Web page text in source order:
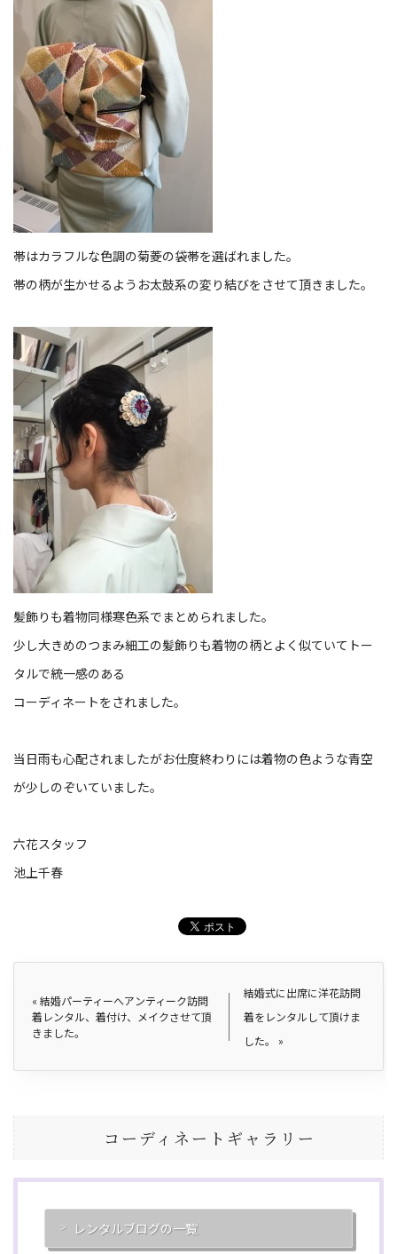
帯はカラフルな色調の菊菱の袋帯を選ばれました。
帯の柄が生かせるようお太鼓系の変り結びをさせて頂きました。
髪飾りも着物同様寒色系でまとめられました。
少し大きめのつまみ細工の髪飾りも着物の柄とよく似ていてトー
タルで統一感のある
コーディネートをされました。
当日雨も心配されましたがお仕度終わりには着物の色ような青空
が少しのぞいていました。
六花スタッフ
池上千春
« 結婚パーティーへアンティーク訪問
着レンタル、着付け、メイクさせて頂
きました。
結婚式に出席に洋花訪問
着をレンタルして頂けま
した。 »
コーディネートギャラリー
レンタルブログの一覧